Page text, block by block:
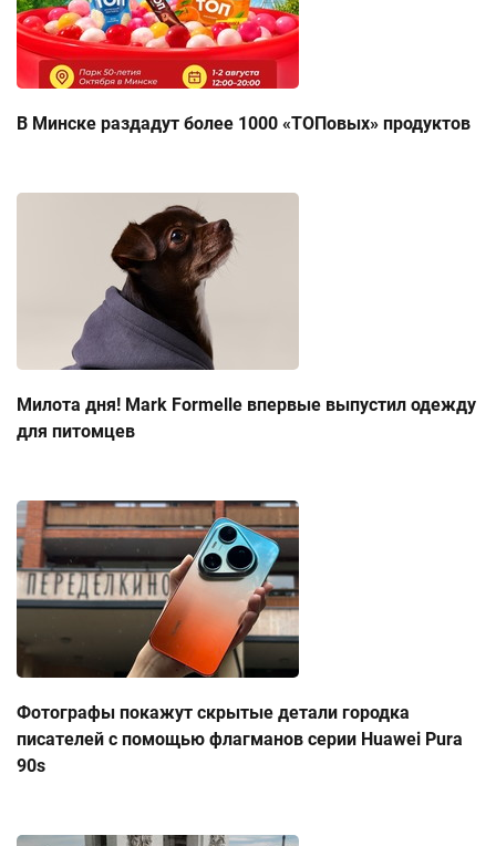
В Минске раздадут более 1000 «ТОПовых» продуктов
Милота дня! Mark Formelle впервые выпустил одежду
для питомцев
Фотографы покажут скрытые детали городка
писателей с помощью флагманов серии Huawei Pura
90s